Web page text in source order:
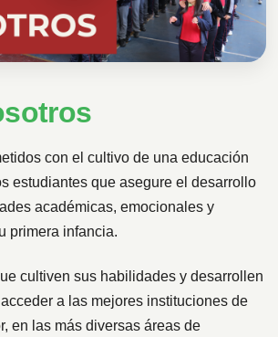
con el cultivo de una educación
estudiantes que asegure el desarrollo
académicas, emocionales y
primera infancia.
cultiven sus habilidades y desarrollen
a las mejores instituciones de
en las más diversas áreas de